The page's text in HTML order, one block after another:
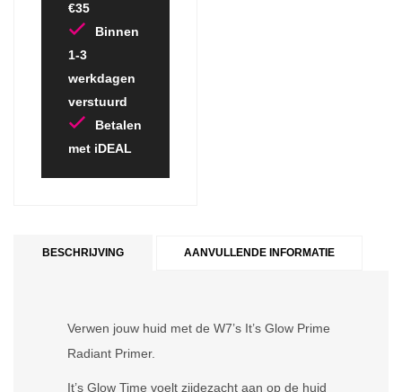
€35
Binnen
1-3
werkdagen
verstuurd
Betalen
met iDEAL
BESCHRIJVING AANVULLENDE INFORMATIE
Verwen jouw huid met de W7’s It’s Glow Prime
Radiant Primer.
It’s Glow Time voelt zijdezacht aan op de huid